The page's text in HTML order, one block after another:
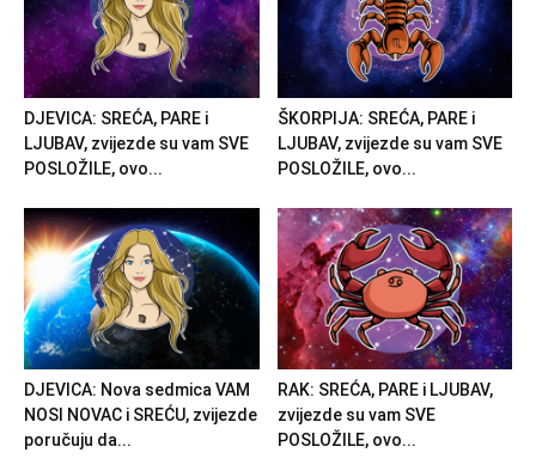
DJEVICA: SREĆA, PARE i
LJUBAV, zvijezde su vam SVE
POSLOŽILE, ovo...
ŠKORPIJA: SREĆA, PARE i
LJUBAV, zvijezde su vam SVE
POSLOŽILE, ovo...
DJEVICA: Nova sedmica VAM
NOSI NOVAC i SREĆU, zvijezde
poručuju da...
RAK: SREĆA, PARE i LJUBAV,
zvijezde su vam SVE
POSLOŽILE, ovo...